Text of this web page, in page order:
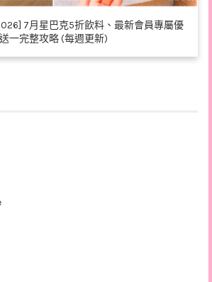
7月星巴克5折飲料、最新會員專屬優
一完整攻略 (每週更新)